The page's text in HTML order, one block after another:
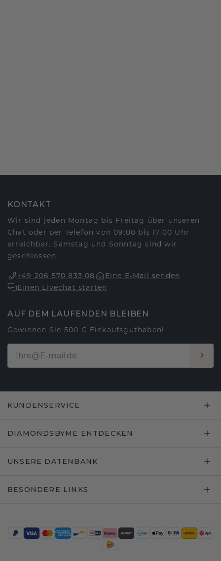
KONTAKT
Wir sind jeden Montag bis Freitag über unseren
Chat oder per Telefon von 09:00 bis 17:00 Uhr
erreichbar. Samstag und Sonntag sind wir
geschlossen.
+49 206 570 833 08
Eine E-Mail senden
Einen Livechat starten
AUF DEM LAUFENDEN BLEIBEN
Gewinnen Sie 500 € Einkaufsguthaben!
KUNDENSERVICE
DIAMONDSBYME ENTDECKEN
UNSERE DATENBANK
BESONDERE LINKS